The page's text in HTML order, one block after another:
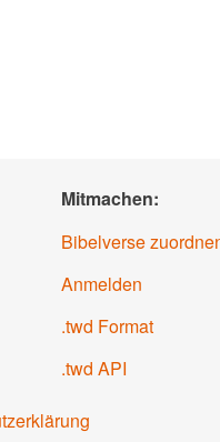
Mitmachen:
Bibelverse
Anmelden
.twd Format
.twd API